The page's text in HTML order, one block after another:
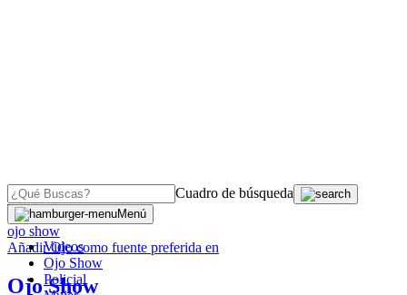
Cuadro de búsqueda
Menú
Videos
Ojo Show
Policial
OJO
ojo show
AñadirOjocomo fuente preferida en
Ojo Show